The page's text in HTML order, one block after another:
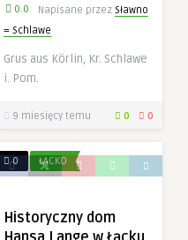
0.0 Napisane przez Sławno
= Schlawe
Grus aus Körlin, Kr. Schlawe
i. Pom.
9 miesięcy temu 0 0
0 ŁĄCKO
Historyczny dom